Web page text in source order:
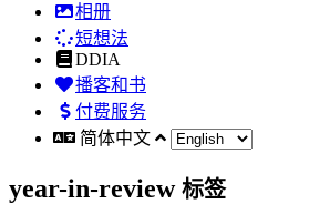
相册
短想法
DDIA
播客和书
付费服务
简体中文
year-in-review 标签